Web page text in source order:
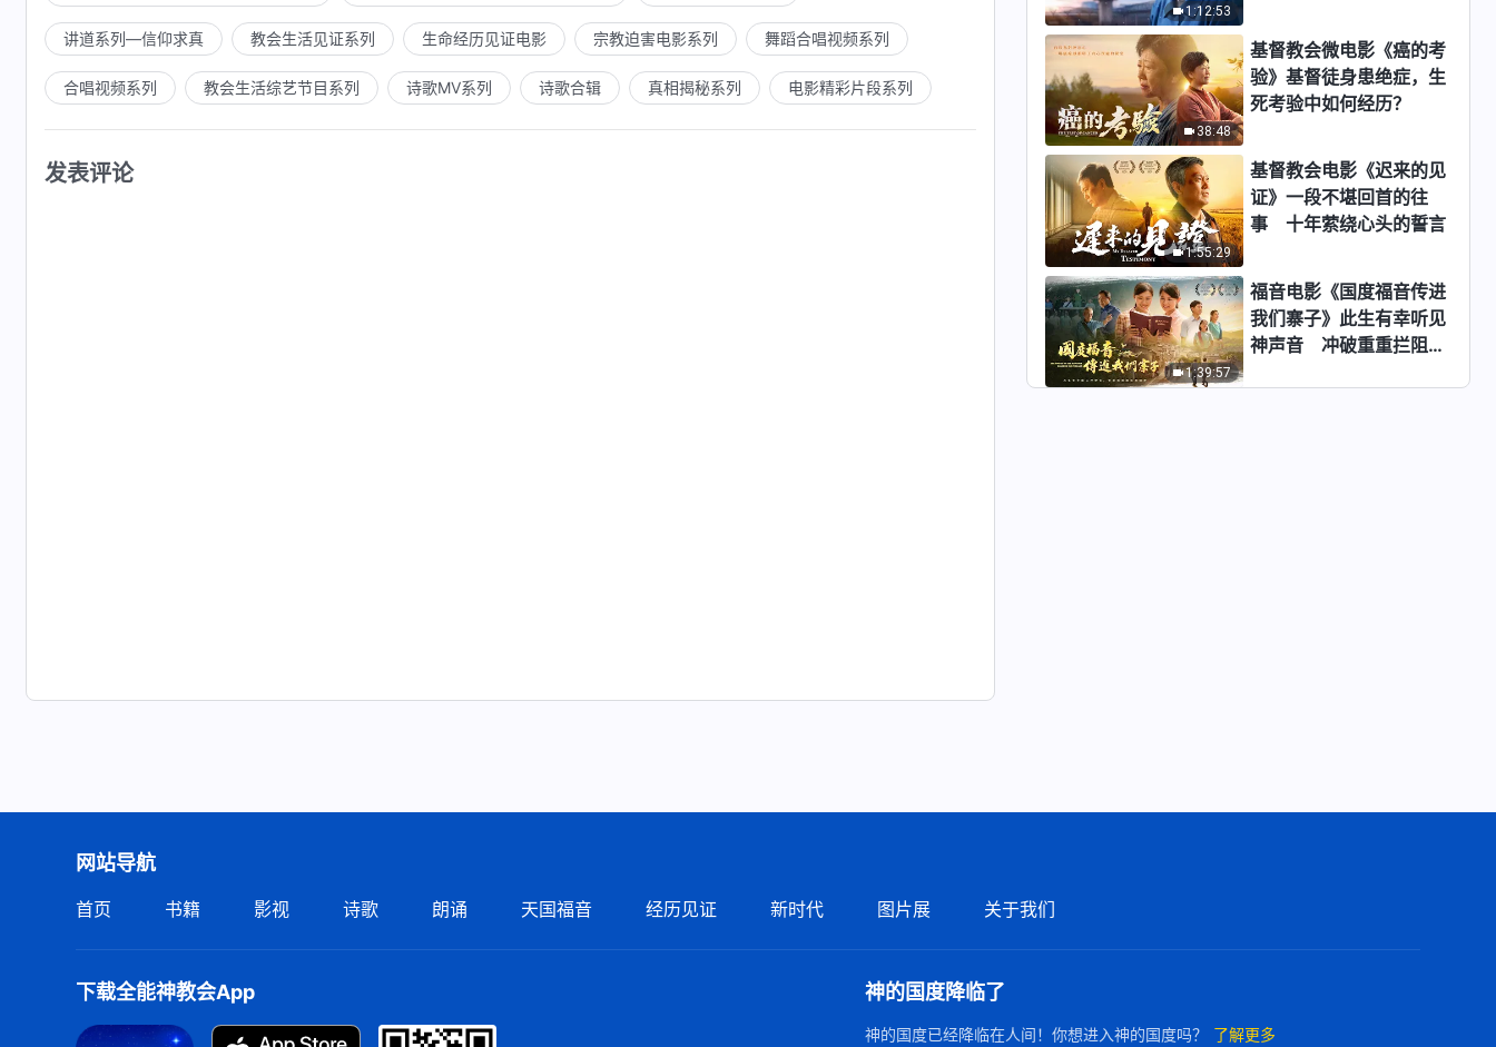
讲道系列—信仰求真 教会生活见证系列 生命经历见证电影 宗教迫害电影系列 舞蹈合唱视频系列
合唱视频系列 教会生活综艺节目系列 诗歌MV系列 诗歌合辑 真相揭秘系列 电影精彩片段系列
发表评论
1:12:53
38:48
基督教会微电影《癌的考
验》基督徒身患绝症，生
死考验中如何经历？
1:55:29
基督教会电影《迟来的见
证》一段不堪回首的往
事 十年萦绕心头的誓言
1:39:57
福音电影《国度福音传进
我们寨子》此生有幸听见
神声音 冲破重重拦阻跟
网站导航
首页 书籍 影视 诗歌 朗诵 天国福音 经历见证 新时代 图片展 关于我们
下载全能神教会App 神的国度降临了
神的国度已经降临在人间！你想进入神的国度吗？ 了解更多